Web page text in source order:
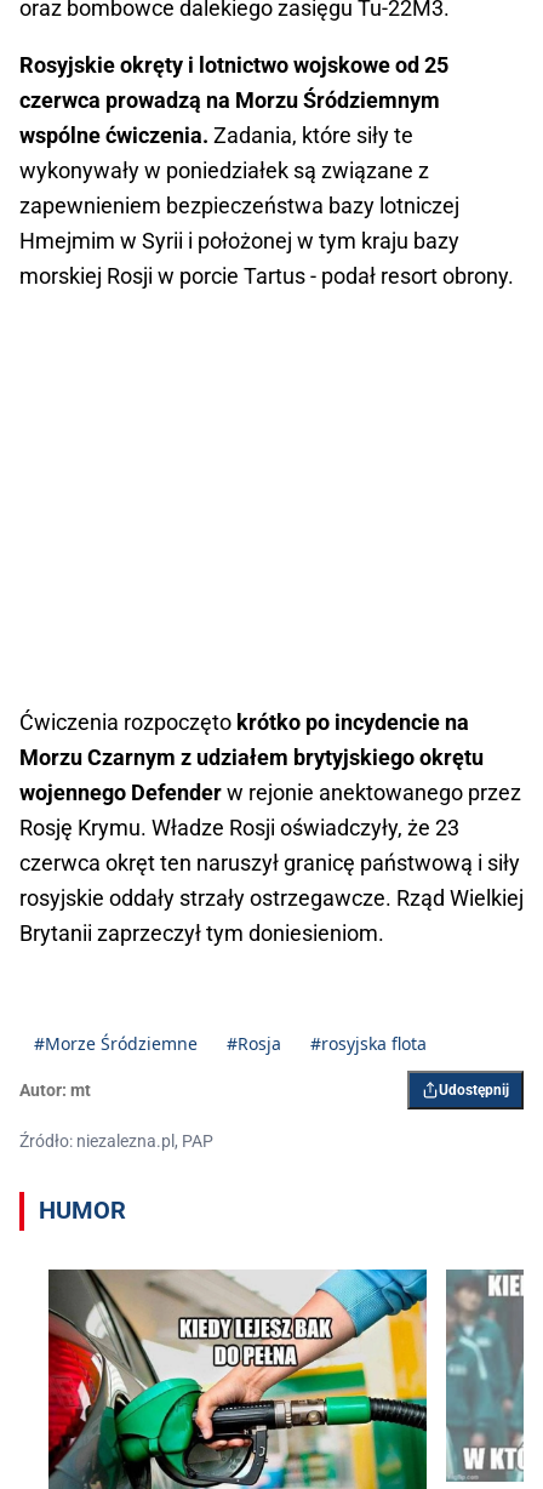
oraz bombowce dalekiego zasięgu Tu-22M3.
Rosyjskie okręty i lotnictwo wojskowe od 25
czerwca prowadzą na Morzu Śródziemnym
wspólne ćwiczenia. Zadania, które siły te
wykonywały w poniedziałek są związane z
zapewnieniem bezpieczeństwa bazy lotniczej
Hmejmim w Syrii i położonej w tym kraju bazy
morskiej Rosji w porcie Tartus - podał resort obrony.
Ćwiczenia rozpoczęto krótko po incydencie na
Morzu Czarnym z udziałem brytyjskiego okrętu
wojennego Defenderw rejonie anektowanego przez
Rosję Krymu. Władze Rosji oświadczyły, że 23
czerwca okręt ten naruszył granicę państwową i siły
rosyjskie oddały strzały ostrzegawcze. Rząd Wielkiej
Brytanii zaprzeczył tym doniesieniom.
#Morze Śródziemne #Rosja #rosyjska flota
Autor: mt Udostępnij
Źródło: niezalezna.pl, PAP
HUMOR